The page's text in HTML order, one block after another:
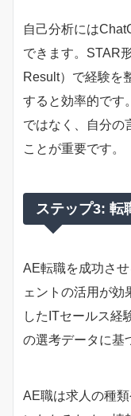
自己分析には
できます。STAR
Result）で経験を
すると効率的です
ではなく、自分の
ことが重要です。
ステップ3: 転
AE転職を成功さ
ェントの活用が
したITセールス経
の選考データに基
AE職は求人の種